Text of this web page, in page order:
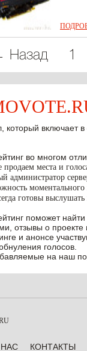
Назад 1
который включает
во многом
места и
администратор
готовы
поможет
отзывы о проекте
и анонсе
голосов.
на наш
КОНТАКТЫ